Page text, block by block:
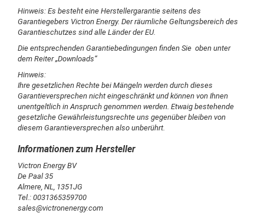
Hinweis: Es besteht eine Herstellergarantie seitens des
Garantiegebers Victron Energy. Der räumliche Geltungsbereich des
Garantieschutzes sind alle Länder der EU.
Die entsprechenden Garantiebedingungen finden Sie oben unter
dem Reiter „Downloads“
Hinweis:
Ihre gesetzlichen Rechte bei Mängeln werden durch dieses
Garantieversprechen nicht eingeschränkt und können von Ihnen
unentgeltlich in Anspruch genommen werden. Etwaig bestehende
gesetzliche Gewährleistungsrechte uns gegenüber bleiben von
diesem Garantieversprechen also unberührt.
Victron Energy BV
De Paal 35
Almere, NL, 1351JG
Tel.: 0031365359700
sales@victronenergy.com